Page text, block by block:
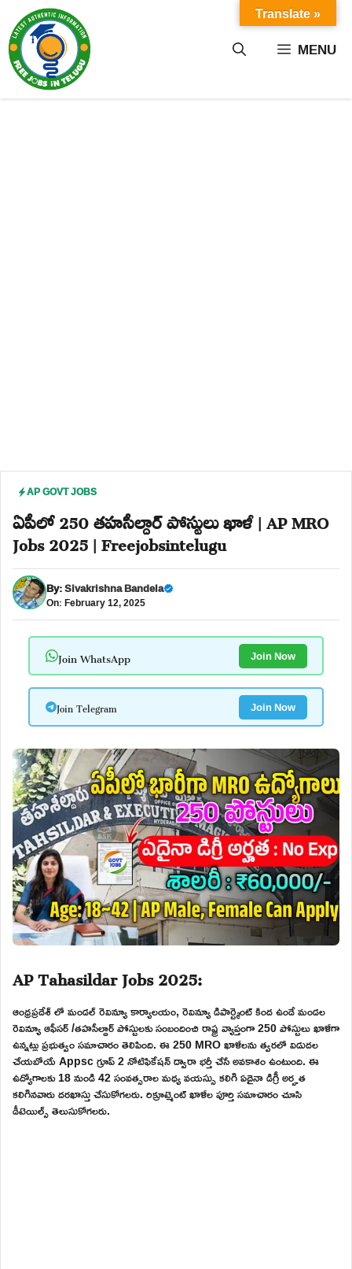
content MENU
AP GOVT JOBS
ఏపీలో 250 తహసీల్దార్ పోస్టులు ఖాళీ | AP MRO
Jobs 2025 | Freejobsintelugu
By:Sivakrishna Bandela
On: February 12, 2025
Join WhatsApp Join Now
Join Telegram Join Now
AP Tahasildar Jobs 2025:
ఆంధ్రప్రదేశ్ లో మండల్ రెవిన్యూ కార్యాలయం, రెవిన్యూ డిపార్ట్మెంట్ కింద ఉండే మండల
రెవిన్యూ ఆఫీసర్ /తహసీల్దార్ పోస్టులకు సంబందించి రాష్ట్ర వ్యాప్తంగా 250 పోస్టులు ఖాళీగా
ఉన్నట్లు ప్రభుత్వం సమాచారం తెలిపింది. ఈ 250 MRO ఖాళీలను త్వరలో విడుదల
చేయబోయే Appsc గ్రూప్ 2 నోటిఫికేషన్ ద్వారా భర్తీ చేసే అవకాశం ఉంటుంది. ఈ
ఉద్యోగాలకు 18 నుండి 42 సంవత్సరాల మధ్య వయస్సు కలిగి ఏదైనా డిగ్రీ అర్హత
కలిగినవారు దరఖాస్తు చేసుకోగలరు. రిక్రూట్మెంట్ ఖాళీల పూర్తి సమాచారం చూసి
డీటెయిల్స్ తెలుసుకోగలరు.
Translate »